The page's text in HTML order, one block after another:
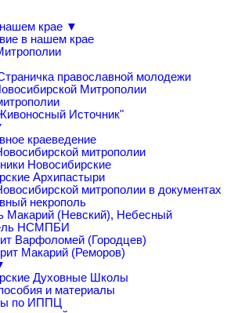
крае ▼
в нашем крае
православной молодежи
Митрополии
Источник"
краеведение
митрополии
Новосибирские
Архипастыри
митрополии в документах
некрополь
Макарий (Невский), Небесный
НСМПБИ
Варфоломей (Городцев)
Макарий (Реморов)
Духовные Школы
и материалы
по ИППЦ